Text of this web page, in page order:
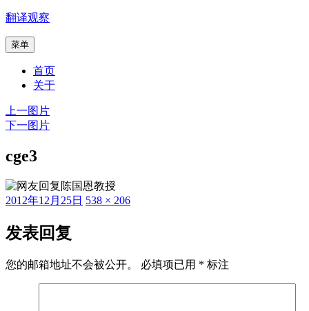
跳
内
翻译观察
菜单
首页
关于
上一图片
下一图片
cge3
发
于
2012年12月25日 原
538 × 206
发表回复
您的邮箱地址不会被公开。 必填项已用 * 标注